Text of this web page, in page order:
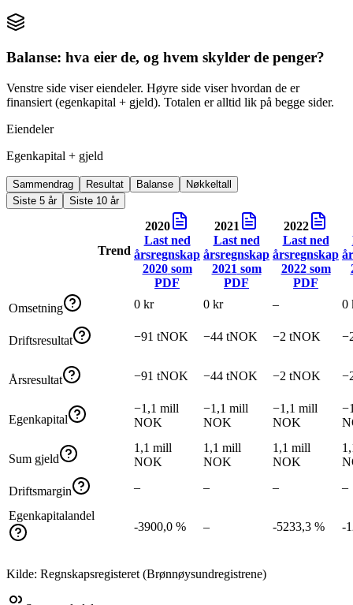
Balanse: hva eier de, og hvem skylder de penger?
Venstre side viser eiendeler. Høyre side viser hvordan de er
finansiert (egenkapital + gjeld). Totalen er alltid lik på begge sider.
Eiendeler
Egenkapital + gjeld
Sammendrag Resultat Balanse
Nøkkeltall
Siste 5 år
Siste 10 år
Trend
2020
Last ned
årsregnskap
2020som
PDF
2021
Last ned
årsregnskap
2021 som
PDF
2022
Last ned
årsregnskap
2022som
PDF
Omsetning 0 kr 0 kr – 0
Driftsresultat −91 tNOK −44 tNOK −2 tNOK
Årsresultat −91 tNOK −44 tNOK −2 tNOK
Egenkapital
−1,1 mill
NOK
−1,1 mill
NOK
−1,1 mill
NOK
Sum gjeld
1,1 mill
NOK
1,1 mill
NOK
1,1 mill
NOK
Driftsmargin – – – –
Egenkapitalandel
-3900,0 %
– -5233,3 % -
Kilde: Regnskapsregisteret (Brønnøysundregistrene)